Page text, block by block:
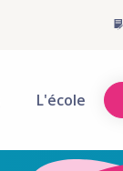
L'école